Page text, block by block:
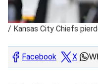
/ Kansas City Chiefs
Facebook X